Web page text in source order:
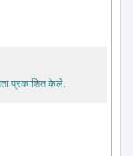
प्रकाशित केले.